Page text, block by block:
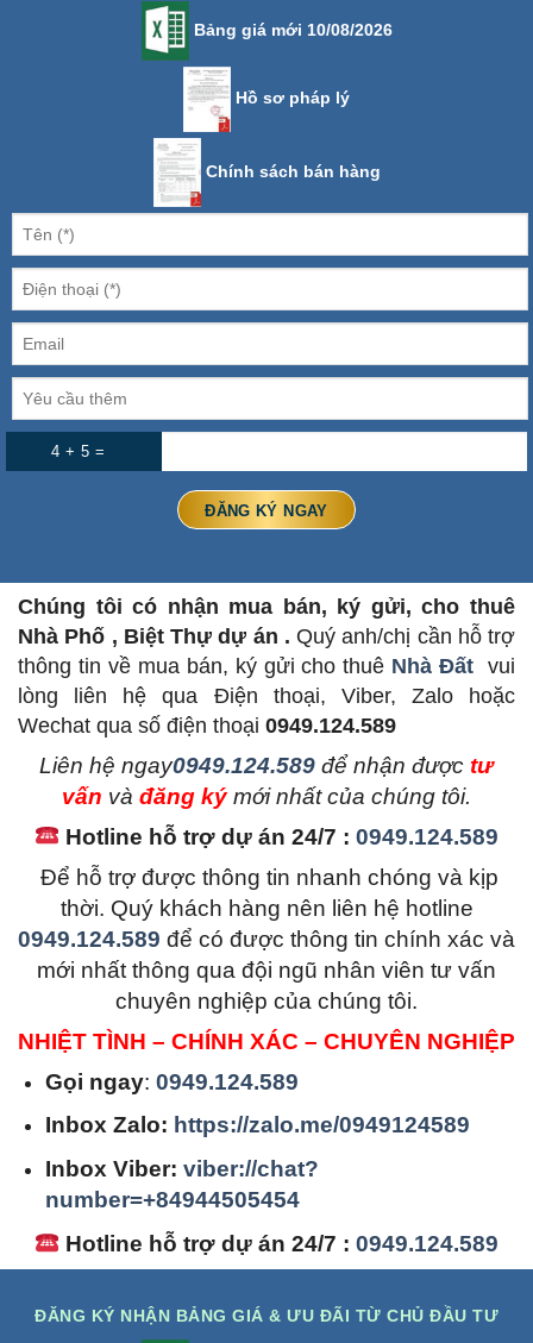
Bảng giá mới 10/08/2026
Hồ sơ pháp lý
Chính sách bán hàng
4 + 5 =
Chúng tôi có nhận mua bán, ký gửi, cho thuê
Nhà Phố , Biệt Thự dự án . Quý anh/chị cần hỗ trợ
thông tin về mua bán, ký gửi cho thuê Nhà Đất vui
lòng liên hệ qua Điện thoại, Viber, Zalo hoặc
Wechat qua số điện thoại 0949.124.589
Liên hệ ngay0949.124.589 để nhận được tư
vấn và đăng kýmới nhất của chúng tôi.
Hotline hỗ trợ dự án 24/7 :0949.124.589
Để hỗ trợ được thông tin nhanh chóng và kịp
thời. Quý khách hàng nên liên hệ hotline
0949.124.589 để có được thông tin chính xác và
mới nhất thông qua đội ngũ nhân viên tư vấn
chuyên nghiệp của chúng tôi.
NHIỆT TÌNH – CHÍNH XÁC – CHUYÊN NGHIỆP
Gọi ngay:0949.124.589
Inbox Zalo: https://zalo.me/0949124589
Inbox Viber:viber://chat?
number=+84944505454
Hotline hỗ trợ dự án 24/7 :0949.124.589
ĐĂNG KÝ NHẬN BẢNG GIÁ & ƯU ĐÃI TỪ CHỦ ĐẦU TƯ